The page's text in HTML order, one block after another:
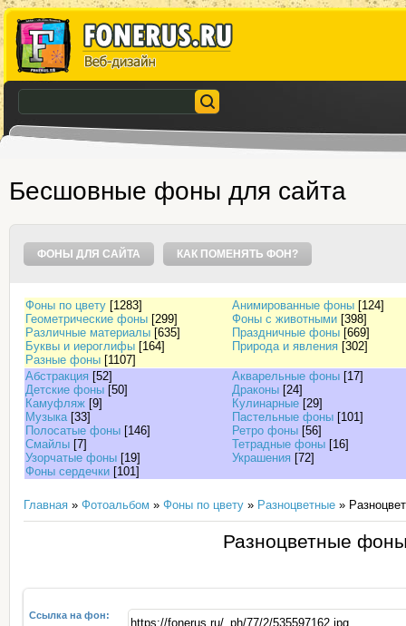
Бесшовные фоны для сайта
ФОНЫ ДЛЯ САЙТА КАК ПОМЕНЯТЬ ФОН?
Фоны по цвету [1283] Анимированные фоны [124]
Геометрические фоны [299] Фоны с животными [398]
Различные материалы [635] Праздничные фоны [669]
Буквы и иероглифы [164] Природа и явления [302]
Разные фоны [1107]
Абстракция [52] Акварельные фоны [17]
Детские фоны [50] Драконы [24]
Камуфляж [9] Кулинарные [29]
Музыка [33] Пастельные фоны [101]
Полосатые фоны [146] Ретро фоны [56]
Смайлы [7] Тетрадные фоны [16]
Узорчатые фоны [19] Украшения [72]
Фоны сердечки [101]
Главная » Фотоальбом » Фоны по цвету » Разноцветные »
Разноцветные
Ссылка на фон: